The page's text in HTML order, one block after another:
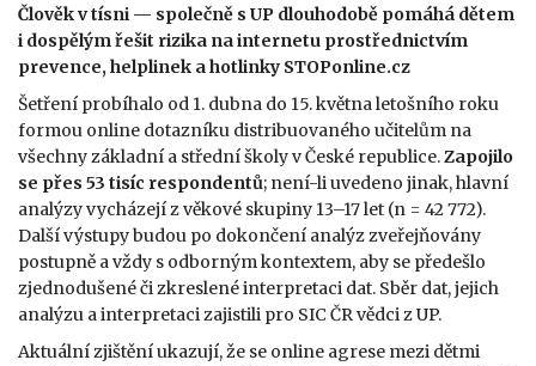
Člověk v tísni — společně s UP dlouhodobě pomáhá dětem
i dospělým řešit rizika na internetu prostřednictvím
prevence, helplinek a hotlinky STOPonline.cz
Šetření probíhalo od 1. dubna do 15. května letošního roku
formou online dotazníku distribuovaného učitelům na
všechny základní a střední školy v České republice.Zapojilo
se přes 53 tisíc respondentů; není-li uvedeno jinak, hlavní
analýzy vycházejí z věkové skupiny 13–17 let (n = 42 772).
Další výstupy budou po dokončení analýz zveřejňovány
postupně a vždy s odborným kontextem, aby se předešlo
zjednodušené či zkreslené interpretaci dat. Sběr dat, jejich
analýzu a interpretaci zajistili pro SIC ČR vědci z UP.
Aktuální zjištění ukazují, že se online agrese mezi dětmi